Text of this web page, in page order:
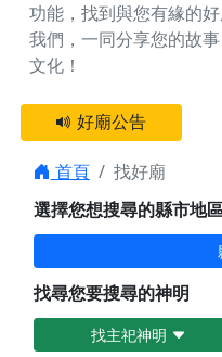
功能，找到與您有緣的好
我們，一同分享您的故
文化！
好廟公告
首頁
找好廟
選擇您想搜尋的縣市地
找尋您要搜尋的神明
找主祀神明